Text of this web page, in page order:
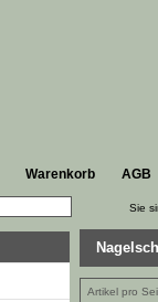
Warenkorb AGB
Sie
Artikel pro